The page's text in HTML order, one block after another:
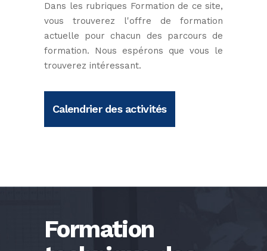
Dans les rubriques Formation de ce site,
vous trouverez l'offre de formation
actuelle pour chacun des parcours de
formation. Nous espérons que vous le
trouverez intéressant.
Calendrier des activités
Formation